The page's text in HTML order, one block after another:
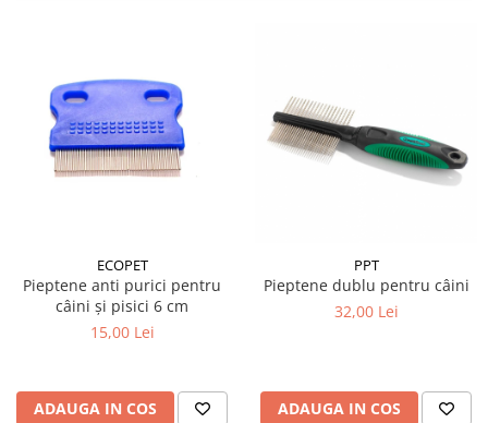
ECOPET
Pieptene anti purici pentru
câini și pisici 6 cm
15,00 Lei
ADAUGA IN COS
PPT
Pieptene dublu pentru câini
32,00 Lei
ADAUGA IN COS